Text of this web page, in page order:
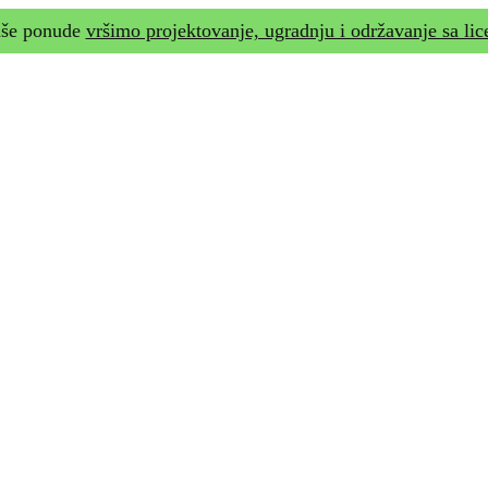
ponude vršimo projektovanje, ugradnju i održavanje sa